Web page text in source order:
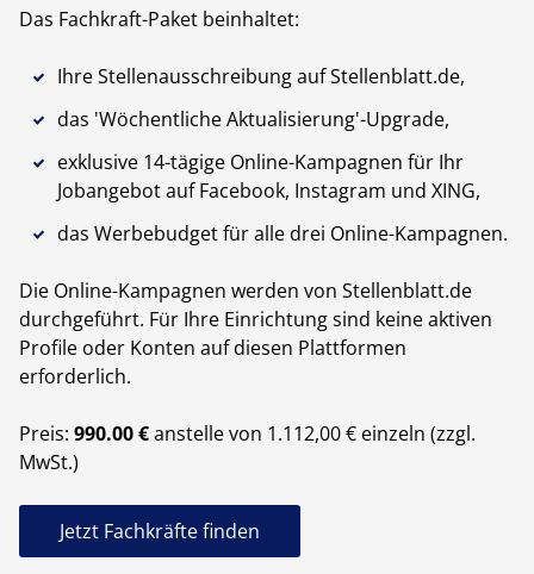
Das Fachkraft-Paket beinhaltet:
Ihre Stellenausschreibung auf Stellenblatt.de,
das 'Wöchentliche Aktualisierung'-Upgrade,
exklusive 14-tägige Online-Kampagnen für Ihr
Jobangebot auf Facebook, Instagram und XING,
das Werbebudget für alle drei Online-Kampagnen.
Die Online-Kampagnen werden von Stellenblatt.de
durchgeführt. Für Ihre Einrichtung sind keine aktiven
Profile oder Konten auf diesen Plattformen
erforderlich.
Preis: 990.00 €anstelle von 1.112,00 € einzeln (zzgl.
MwSt.)
Jetzt Fachkräfte finden